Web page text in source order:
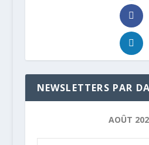
NEWSLETTERS PAR
AOÛT